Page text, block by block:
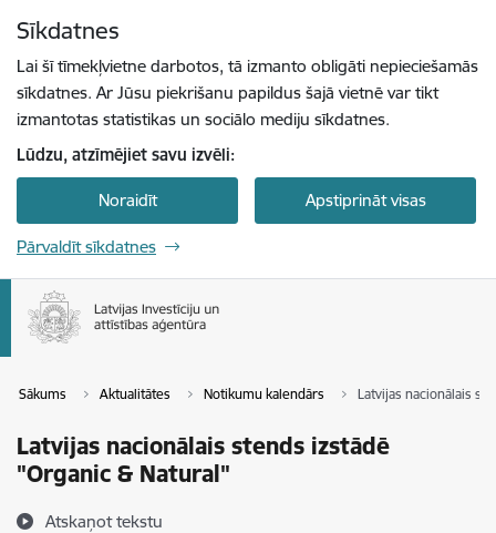
Sīkdatnes
Lai šī tīmekļvietne darbotos, tā izmanto obligāti nepieciešamās
sīkdatnes. Ar Jūsu piekrišanu papildus šajā vietnē var tikt
izmantotas statistikas un sociālo mediju sīkdatnes.
Lūdzu, atzīmējiet savu izvēli:
Noraidīt Apstiprināt visas
Pārvaldīt sīkdatnes
Sākums Aktualitātes Notikumu kalendārs Latvijas nacionālais
Latvijas nacionālais stends izstādē
"Organic & Natural"
Atskaņot tekstu